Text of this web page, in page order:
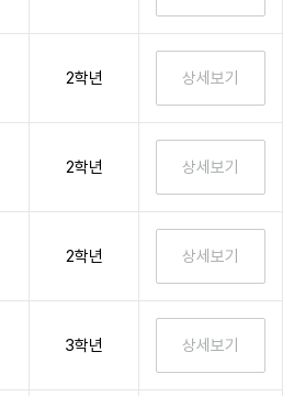
2학년
2학년
2학년
3학년